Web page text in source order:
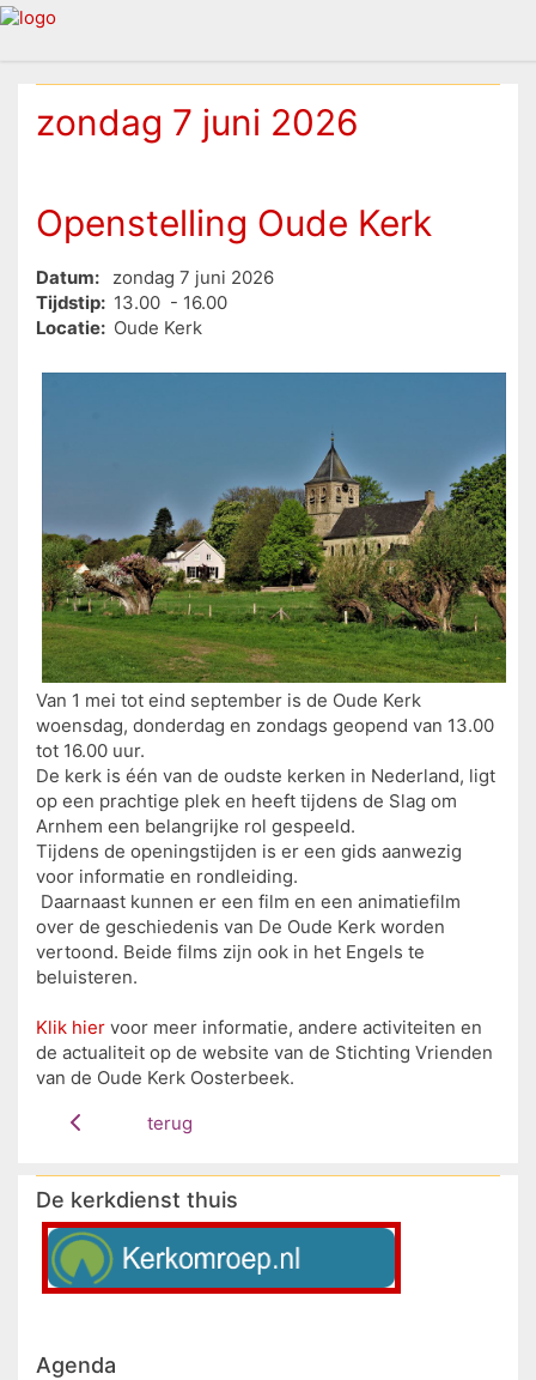
zondag 7 juni 2026
Openstelling Oude Kerk
Datum:
zondag 7 juni 2026
Tijdstip: 13.00 - 16.00
Locatie: Oude Kerk
Van 1 mei tot eind september is de Oude Kerk
woensdag, donderdag en zondags geopend van 13.00
tot 16.00 uur.
De kerk is één van de oudste kerken in Nederland, ligt
op een prachtige plek en heeft tijdens de Slag om
Arnhem een belangrijke rol gespeeld.
Tijdens de openingstijden is er een gids aanwezig
voor informatie en rondleiding.
Daarnaast kunnen er een film en een animatiefilm
over de geschiedenis van De Oude Kerk worden
vertoond. Beide films zijn ook in het Engels te
beluisteren.
Klik hier voor meer informatie, andere activiteiten en
de actualiteit op de website van de Stichting Vrienden
van de Oude Kerk Oosterbeek.
terug
De kerkdienst thuis
Agenda